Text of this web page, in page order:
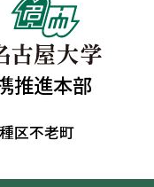
推進本部
区不老町